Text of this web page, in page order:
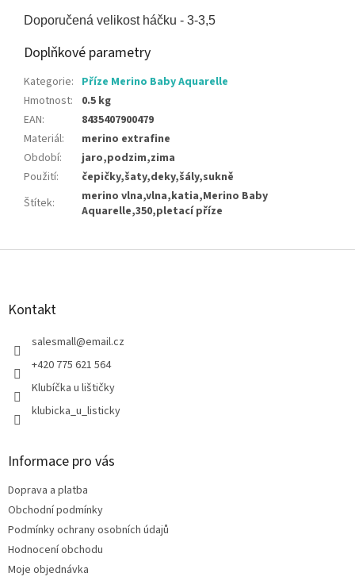
Doporučená velikost háčku - 3-3,5
Doplňkové parametry
Kategorie: Příze Merino Baby Aquarelle
Hmotnost:
0.5 kg
EAN:
8435407900479
Materiál:
merino extrafine
Období:
jaro,podzim,zima
Použití:
čepičky,šaty,deky,šály,sukně
Štítek:
merino vlna,vlna,katia,Merino Baby
Aquarelle,350,pletací příze
Z
Kontakt
salesmall@email.cz
+420 775 621 564
Klubíčka u lištičky
klubicka_u_listicky
Informace pro vás
Doprava a platba
Obchodní podmínky
Podmínky ochrany osobních údajů
Hodnocení obchodu
Moje objednávka